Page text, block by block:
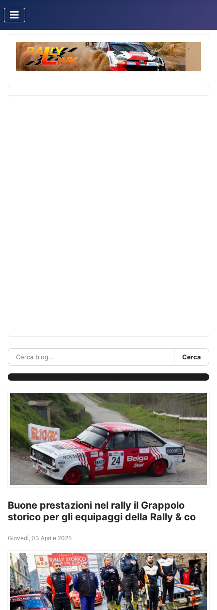
Cerca
Buone prestazioni nel rally il Grappolo
storico per gli equipaggi della Rally & co
Giovedì, 03 Aprile 2025